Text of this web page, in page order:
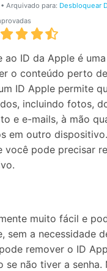
Arquivado para: Desbloquear
ao ID da Apple é
o conteúdo perto
ID Apple permite
incluindo fotos,
e e-mails, à mão
em outro
você pode precisar
muito fácil e
sem a necessidade
remover o ID
se não tiver a senha.